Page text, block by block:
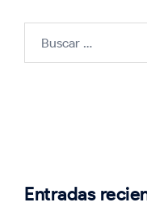
Entradas